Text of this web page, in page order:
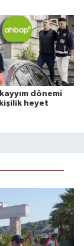
dönemi
kişilik heyet